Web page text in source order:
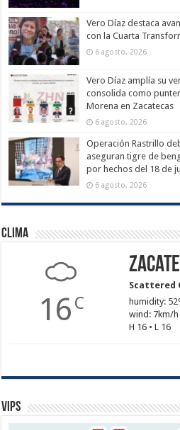
Vero Díaz destaca
con la Cuarta
6 agosto, 2026
Vero Díaz amplía su
consolida como
Morena en Zacatecas
6 agosto, 2026
Operación Rastrillo
aseguran tigre de
por hechos del 18 de
6 agosto, 2026
Clima
16 C
Scattered
humidity:
wind: 7km/h
H 16 • L 16
Vips